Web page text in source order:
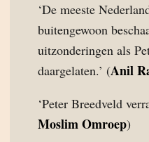
‘De meeste
buitengewoon
uitzonderingen als
daargelaten.’ (Anil
‘Peter Breedveld
Moslim Omroep)